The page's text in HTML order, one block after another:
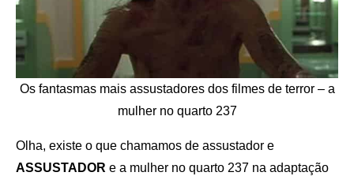
Os fantasmas mais assustadores dos filmes de terror – a
mulher no quarto 237
Olha, existe o que chamamos de assustador e
ASSUSTADOR e a mulher no quarto 237 na adaptação